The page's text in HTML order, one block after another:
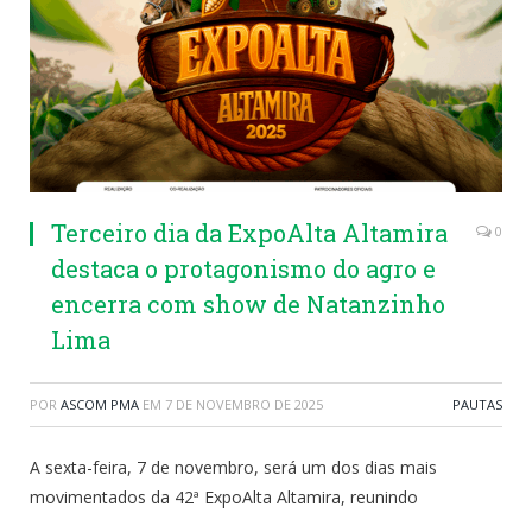
Terceiro dia da ExpoAlta Altamira
destaca o protagonismo do agro e
encerra com show de Natanzinho
Lima
0
POR ASCOM PMA EM 7 DE NOVEMBRO DE 2025 PAUTAS
A sexta-feira, 7 de novembro, será um dos dias mais
movimentados da 42ª ExpoAlta Altamira, reunindo